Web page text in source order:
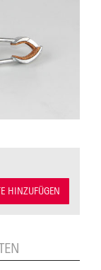
HINZUFÜGEN